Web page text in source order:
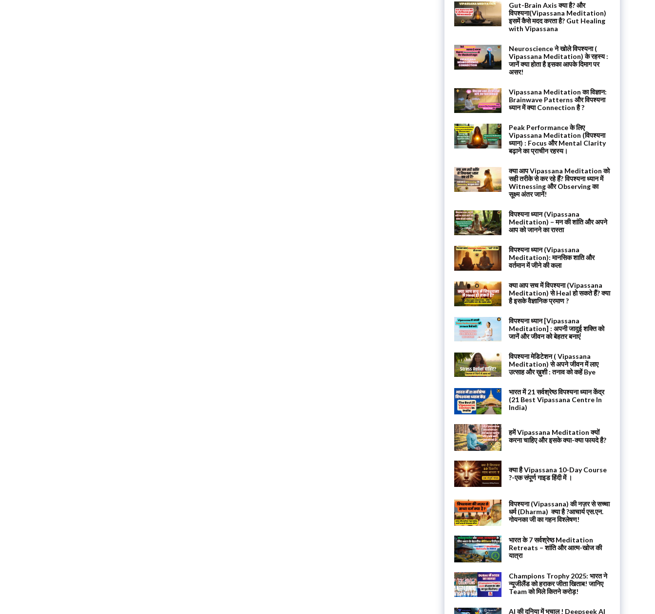
Gut-Brain Axis क्या है? और
विपश्यना(Vipassana Meditation)
इसमें कैसे मदद करता है? Gut Healing
with Vipassana
Neuroscience ने खोले विपश्यना (
Vipassana Meditation) के रहस्य :
जानें क्या होता है इसका आपके दिमाग पर
असर!
Vipassana Meditation का विज्ञान:
Brainwave Patterns और विपश्यना
ध्यान में क्या Connection है ?
Peak Performance के लिए
Vipassana Meditation (विपश्यना
ध्यान) : Focus और Mental Clarity
बढ़ाने का प्राचीन रहस्य।
क्या आप Vipassana Meditation को
सही तरीके से कर रहे हैं? विपश्यना ध्यान में
Witnessing और Observing का
सूक्ष्म अंतर जानें!
विपश्यना ध्यान (Vipassana
Meditation) – मन की शांति और अपने
आप को जानने का रास्ता
विपश्यना ध्यान (Vipassana
Meditation): मानसिक शाति और
वर्तमान में जीने की कला
क्या आप सच में विपश्यना (Vipassana
Meditation) से Heal हो सकते हैं? क्या
है इसके वैज्ञानिक प्रमाण ?
विपश्यना ध्यान [Vipassana
Meditation] : अपनी जादुई शक्ति को
जानें और जीवन को बेहतर बनाएं
विपश्यना मेडिटेशन ( Vipassana
Meditation) से अपने जीवन में लाए
उत्साह और ख़ुशी : तनाव को कहें Bye
भारत में 21 सर्वश्रेष्ठ विपश्यना ध्यान केंद्र
(21 Best Vipassana Centre In
India)
हमें Vipassana Meditation क्यों
करना चाहिए और इसके क्या-क्या फायदे है?
क्या है Vipassana 10-Day Course
?-एक संपूर्ण गाइड हिंदी में ।
विपश्यना (Vipassana) की नज़र से सच्चा
धर्म (Dharma) क्या है ?आचार्य एस.एन.
गोयनका जी का गहन विश्लेषण!
भारत के 7 सर्वश्रेष्ठ Meditation
Retreats – शांति और आत्म-खोज की
यात्रा
Champions Trophy 2025: भारत ने
न्यूजीलैंड को हराकर जीता खिताब! जानिए
Team को मिले कितने करोड़!
AI की दुनिया में भूचाल ! Deepseek AI